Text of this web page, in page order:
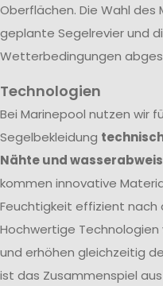
Oberflächen. Die Wahl
geplante Segelrevier und
Wetterbedingungen
Technologien
Bei Marinepool nutzen wir
Segelbekleidung
Nähte und
kommen innovative
Feuchtigkeit effizient nach
Hochwertige
und erhöhen gleichzeitig
ist das Zusammenspiel